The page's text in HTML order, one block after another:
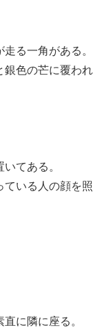
る一角がある。
銀色の芒に覆われ
てある。
ている人の顔を照
に隣に座る。